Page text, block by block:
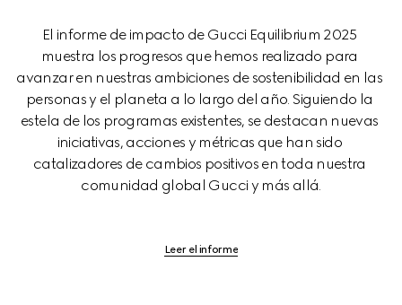
El informe de impacto de Gucci Equilibrium 2025
muestra los progresos que hemos realizado para
avanzar en nuestras ambiciones de sostenibilidad en las
personas y el planeta a lo largo del año. Siguiendo la
estela de los programas existentes, se destacan nuevas
iniciativas, acciones y métricas que han sido
catalizadores de cambios positivos en toda nuestra
comunidad global Gucci y más allá.
Leer el informe